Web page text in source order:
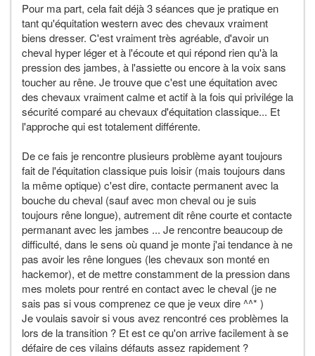
Pour ma part, cela fait déjà 3 séances que je pratique en
tant qu'équitation western avec des chevaux vraiment
biens dresser. C'est vraiment très agréable, d'avoir un
cheval hyper léger et à l'écoute et qui répond rien qu'à la
pression des jambes, à l'assiette ou encore à la voix sans
toucher au rêne. Je trouve que c'est une équitation avec
des chevaux vraiment calme et actif à la fois qui privilége la
sécurité comparé au chevaux d'équitation classique... Et
l'approche qui est totalement différente.
De ce fais je rencontre plusieurs problème ayant toujours
fait de l'équitation classique puis loisir (mais toujours dans
la même optique) c'est dire, contacte permanent avec la
bouche du cheval (sauf avec mon cheval ou je suis
toujours rêne longue), autrement dit rêne courte et contacte
permanant avec les jambes ... Je rencontre beaucoup de
difficulté, dans le sens où quand je monte j'ai tendance à ne
pas avoir les rêne longues (les chevaux son monté en
hackemor), et de mettre constamment de la pression dans
mes molets pour rentré en contact avec le cheval (je ne
sais pas si vous comprenez ce que je veux dire ^^* )
Je voulais savoir si vous avez rencontré ces problèmes la
lors de la transition ? Et est ce qu'on arrive facilement à se
défaire de ces vilains défauts assez rapidement ?